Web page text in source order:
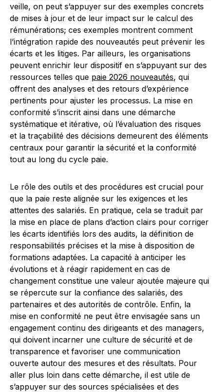
veille, on peut s’appuyer sur des exemples concrets
de mises à jour et de leur impact sur le calcul des
rémunérations; ces exemples montrent comment
l’intégration rapide des nouveautés peut prévenir les
écarts et les litiges. Par ailleurs, les organisations
peuvent enrichir leur dispositif en s’appuyant sur des
ressources telles que paie 2026 nouveautés, qui
offrent des analyses et des retours d’expérience
pertinents pour ajuster les processus. La mise en
conformité s’inscrit ainsi dans une démarche
systématique et itérative, où l’évaluation des risques
et la traçabilité des décisions demeurent des éléments
centraux pour garantir la sécurité et la conformité
tout au long du cycle paie.
Le rôle des outils et des procédures est crucial pour
que la paie reste alignée sur les exigences et les
attentes des salariés. En pratique, cela se traduit par
la mise en place de plans d’action clairs pour corriger
les écarts identifiés lors des audits, la définition de
responsabilités précises et la mise à disposition de
formations adaptées. La capacité à anticiper les
évolutions et à réagir rapidement en cas de
changement constitue une valeur ajoutée majeure qui
se répercute sur la confiance des salariés, des
partenaires et des autorités de contrôle. Enfin, la
mise en conformité ne peut être envisagée sans un
engagement continu des dirigeants et des managers,
qui doivent incarner une culture de sécurité et de
transparence et favoriser une communication
ouverte autour des mesures et des résultats. Pour
aller plus loin dans cette démarche, il est utile de
s’appuyer sur des sources spécialisées et des